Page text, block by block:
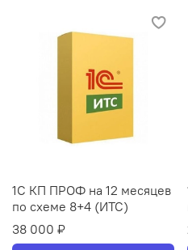
1С КП ПРОФ на 12 месяцев
по схеме 8+4 (ИТС)
38 000 ₽